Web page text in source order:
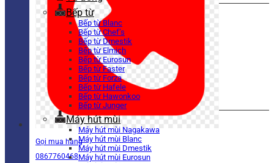
Gọi mua hàng
0867760468
Bếp từ
Bếp từ Blanc
Bếp từ Chef’s
Bếp từ Dmestik
Bếp từ Elmich
Bếp từ Eurosun
Bếp từ Faster
Bếp từ Forza
Bếp từ Hafele
Bếp từ Hawonkoo
Bếp từ Junger
Máy hút mùi
Máy hút mùi Nagakawa
Máy hút mùi Blanc
Máy hút mùi Dmestik
Máy hút mùi Eurosun